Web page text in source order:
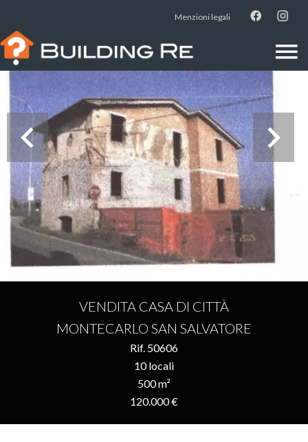
Menzioni legali
VENDITA CASA DI CITTÀ
MONTECARLO SAN SALVATORE
Rif. 50606
10 locali
500 m²
120.000 €